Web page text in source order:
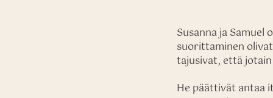
Susanna ja
suorittaminen
tajusivat, että
He päättivät antaa